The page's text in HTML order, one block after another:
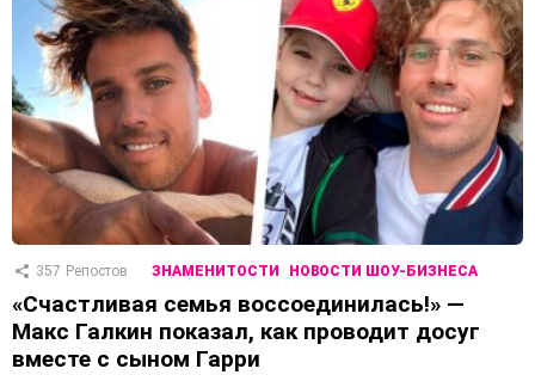
357 Репостов ЗНАМЕНИТОСТИ НОВОСТИ ШОУ-БИЗНЕСА
«Счастливая семья воссоединилась!» —
Макс Галкин показал, как проводит досуг
вместе с сыном Гарри